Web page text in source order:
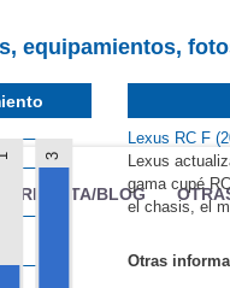
REVISTA/BLOG
equipamientos,
3
Lexus RC F
Lexus
gama cupé
el chasis, el
Otras